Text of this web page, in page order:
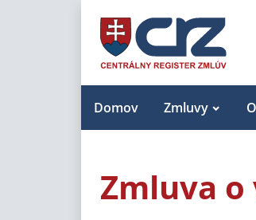
Domov Zmluvy
Zmluva